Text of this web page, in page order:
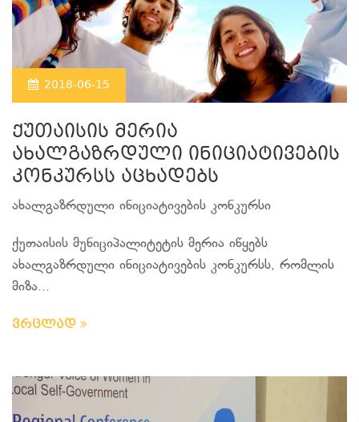
2018-06-15
ქუთაისის მერია
ახალგაზრდული ინიციატივების
კონკურსს აცხადებს
ახალგაზრდული ინიციატივების კონკურსი
ქუთაისის მუნიციპალიტეტის მერია იწყებს
ახალგაზრდული ინიციატივების კონკურსს, რომლის
მიზა...
ვრცლად